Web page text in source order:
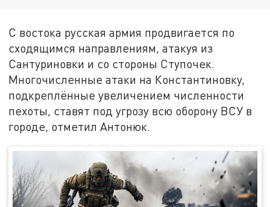
С востока русская армия продвигается по
сходящимся направлениям, атакуя из
Сантуриновки и со стороны Ступочек.
Многочисленные атаки на Константиновку,
подкреплённые увеличением численности
пехоты, ставят под угрозу всю оборону ВСУ в
городе, отметил Антонюк.